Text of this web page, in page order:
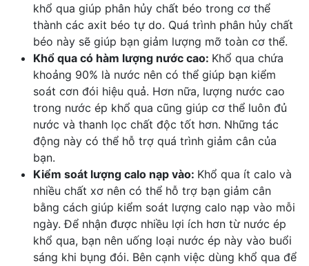
khổ qua giúp phân hủy chất béo trong cơ thể
thành các axit béo tự do. Quá trình phân hủy chất
béo này sẽ giúp bạn giảm lượng mỡ toàn cơ thể.
Khổ qua có hàm lượng nước cao: Khổ qua chứa
khoảng 90% là nước nên có thể giúp bạn kiểm
soát cơn đói hiệu quả. Hơn nữa, lượng nước cao
trong nước ép khổ qua cũng giúp cơ thể luôn đủ
nước và thanh lọc chất độc tốt hơn. Những tác
động này có thể hỗ trợ quá trình giảm cân của
bạn.
Kiểm soát lượng calo nạp vào: Khổ qua ít calo và
nhiều chất xơ nên có thể hỗ trợ bạn giảm cân
bằng cách giúp kiểm soát lượng calo nạp vào mỗi
ngày. Để nhận được nhiều lợi ích hơn từ nước ép
khổ qua, bạn nên uống loại nước ép này vào buổi
sáng khi bụng đói. Bên cạnh việc dùng khổ qua để